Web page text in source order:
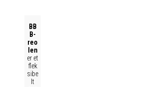
BB
B-
reo
len
er et
flek
sibe
lt